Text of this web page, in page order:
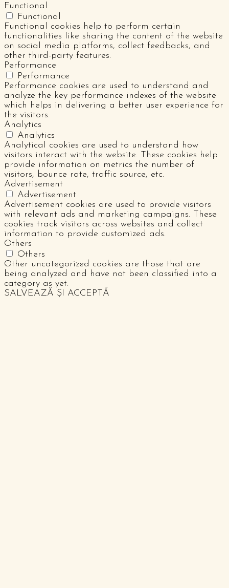
Functional
Functional
Functional cookies help to perform certain
functionalities like sharing the content of the website
on social media platforms, collect feedbacks, and
other third-party features.
Performance
Performance
Performance cookies are used to understand and
analyze the key performance indexes of the website
which helps in delivering a better user experience for
the visitors.
Analytics
Analytics
Analytical cookies are used to understand how
visitors interact with the website. These cookies help
provide information on metrics the number of
visitors, bounce rate, traffic source, etc.
Advertisement
Advertisement
Advertisement cookies are used to provide visitors
with relevant ads and marketing campaigns. These
cookies track visitors across websites and collect
information to provide customized ads.
Others
Others
Other uncategorized cookies are those that are
being analyzed and have not been classified into a
category as yet.
SALVEAZĂ ȘI ACCEPTĂ